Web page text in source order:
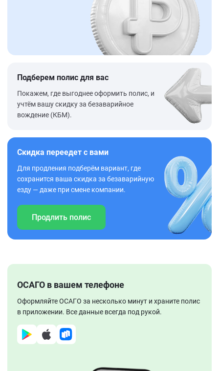
Подберем полис для вас
Покажем, где выгоднее оформить полис, и
учтём вашу скидку за безаварийное
вождение (КБМ).
Скидка переедет с вами
Для продления подберём вариант, где
сохранится ваша скидка за безаварийную
езду — даже при смене компании.
Продлить полис
ОСАГО в вашем телефоне
Оформляйте ОСАГО за несколько минут и храните полис
в приложении. Все данные всегда под рукой.